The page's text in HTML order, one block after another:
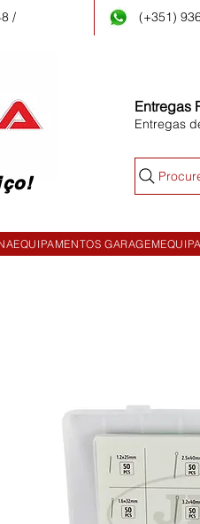
/
(+351)
Entregas
Entregas
EQUIPAMENTOS GARAGEM